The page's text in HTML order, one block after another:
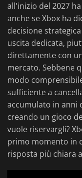
all'inizio del 2027
anche se Xbox ha
decisione
uscita dedicata,
direttamente con
mercato. Sebbene
modo
sufficiente a
accumulato in anni
creando un gioco
vuole riservargli?
primo momento in
risposta più chiara